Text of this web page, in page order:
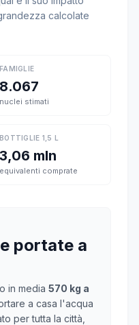
calcolate
FAMIGLIE
8.067
nuclei stimati
BOTTIGLIE 1,5 L
3,06 mln
equivalenti comprate
portate a
in media 570 kg a
a casa l'acqua
per tutta la città,